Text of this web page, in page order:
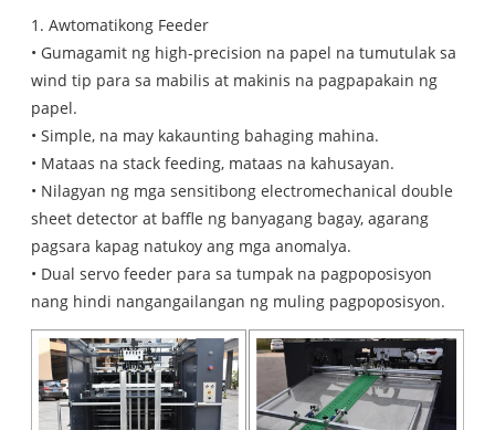
1. Awtomatikong Feeder
• Gumagamit ng high-precision na papel na tumutulak sa
wind tip para sa mabilis at makinis na pagpapakain ng
papel.
• Simple, na may kakaunting bahaging mahina.
• Mataas na stack feeding, mataas na kahusayan.
• Nilagyan ng mga sensitibong electromechanical double
sheet detector at baffle ng banyagang bagay, agarang
pagsara kapag natukoy ang mga anomalya.
• Dual servo feeder para sa tumpak na pagpoposisyon
nang hindi nangangailangan ng muling pagpoposisyon.